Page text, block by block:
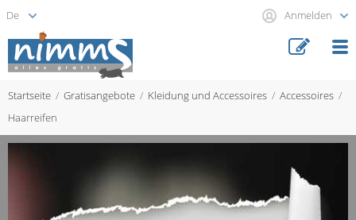
Anmelden
Startseite Gratisangebote Kleidung und Accessoires
Accessoires
Haarreifen